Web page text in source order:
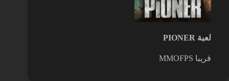
لعبة PIONER
قريبا MMOFPS